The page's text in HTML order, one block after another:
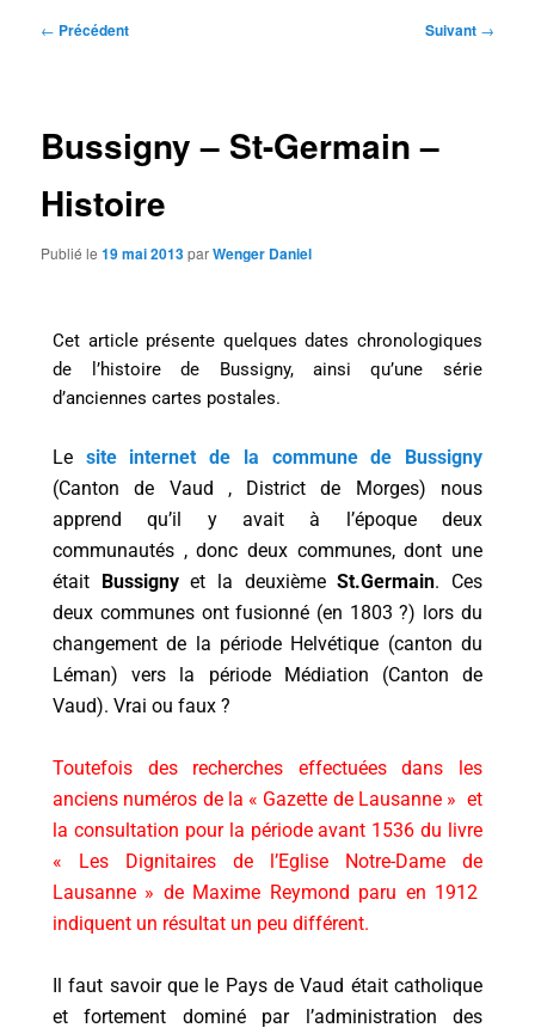
Navigation
← Précédent Suivant →
Bussigny – St-Germain –
Histoire
Publié le19 mai 2013parWenger Daniel
Cet article présente quelques dates chronologiques
de l’histoire de Bussigny, ainsi qu’une série
d’anciennes cartes postales.
Le site internet de la commune de Bussigny
(Canton de Vaud , District de Morges) nous
apprend qu’il y avait à l’époque deux
communautés , donc deux communes, dont une
était Bussignyet la deuxièmeSt.Germain. Ces
deux communes ont fusionné (en 1803 ?) lors du
changement de la période Helvétique (canton du
Léman) vers la période Médiation (Canton de
Vaud). Vrai ou faux ?
Toutefois des recherches effectuées dans les
anciens numéros de la « Gazette de Lausanne » et
la consultation pour la période avant 1536 du livre
« Les Dignitaires de l’Eglise Notre-Dame de
Lausanne » de Maxime Reymond paru en 1912
indiquent un résultat un peu différent.
Il faut savoir que le Pays de Vaud était catholique
et fortement dominé par l’administration des